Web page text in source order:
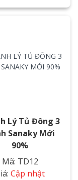
Lý Tủ Đông 3
Sanaky Mới
90%
Mã: TD12
Cập nhật